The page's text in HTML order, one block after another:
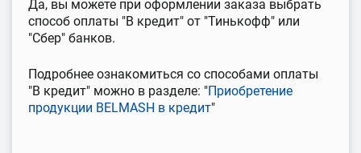
Да, вы можете при оформлении заказа выбрать
способ оплаты "В кредит" от "Тинькофф" или
"Сбер" банков.
Подробнее ознакомиться со способами оплаты
"В кредит" можно в разделе: "Приобретение
продукции BELMASH в кредит"